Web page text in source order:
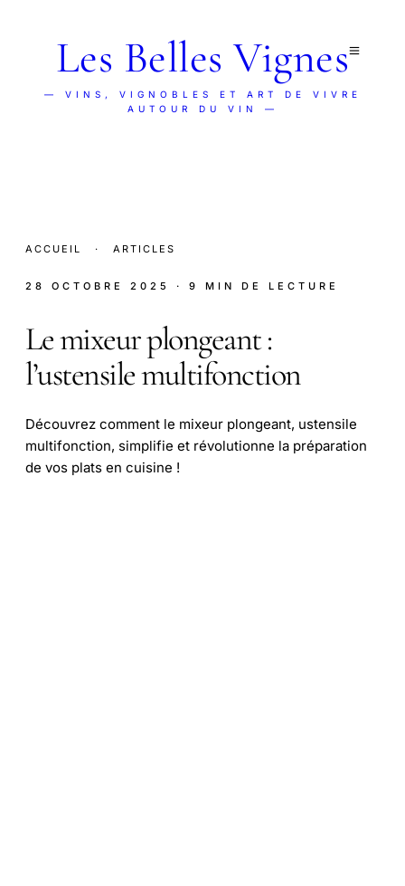
Les Belles Vignes
— VINS, VIGNOBLES ET ART DE VIVRE
AUTOUR DU VIN —
ACCUEIL · ARTICLES
28 OCTOBRE 2025 · 9 MIN DE LECTURE
Le mixeur plongeant :
l’ustensile multifonction
Découvrez comment le mixeur plongeant, ustensile
multifonction, simplifie et révolutionne la préparation
de vos plats en cuisine !